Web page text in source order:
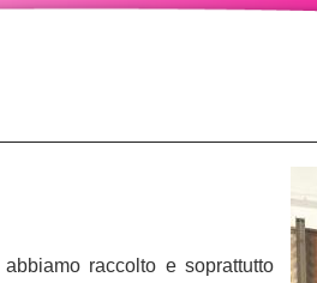
raccolto e soprattutto